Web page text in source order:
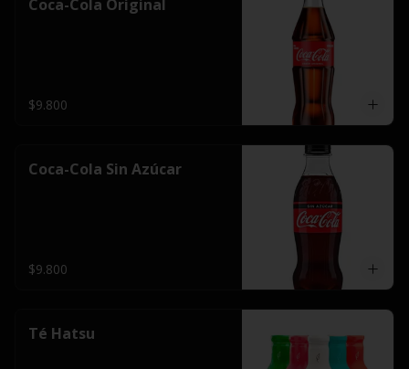
Coca-Cola Original
$9.800
Coca-Cola Sin Azúcar
$9.800
Té Hatsu